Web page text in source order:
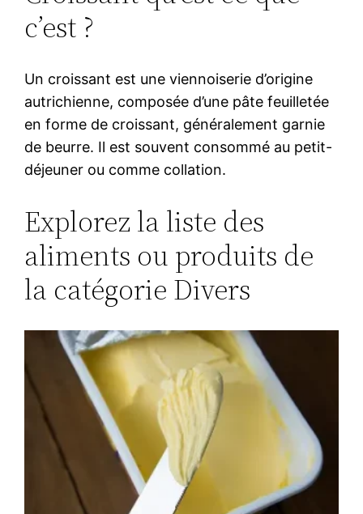
c’est ?
Un croissant est une viennoiserie d’origine
autrichienne, composée d’une pâte feuilletée
en forme de croissant, généralement garnie
de beurre. Il est souvent consommé au petit-
déjeuner ou comme collation.
Explorez la liste des
aliments ou produits de
la catégorie Divers